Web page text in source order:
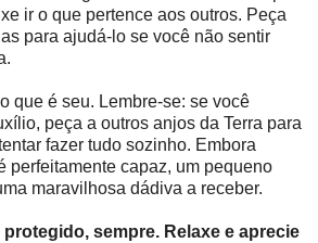
ir o que pertence aos outros. Peça
para ajudá-lo se você não sentir
que é seu. Lembre-se: se você
peça a outros anjos da Terra para
fazer tudo sozinho. Embora
perfeitamente capaz, um pequeno
maravilhosa dádiva a receber.
sempre. Relaxe e aprecie